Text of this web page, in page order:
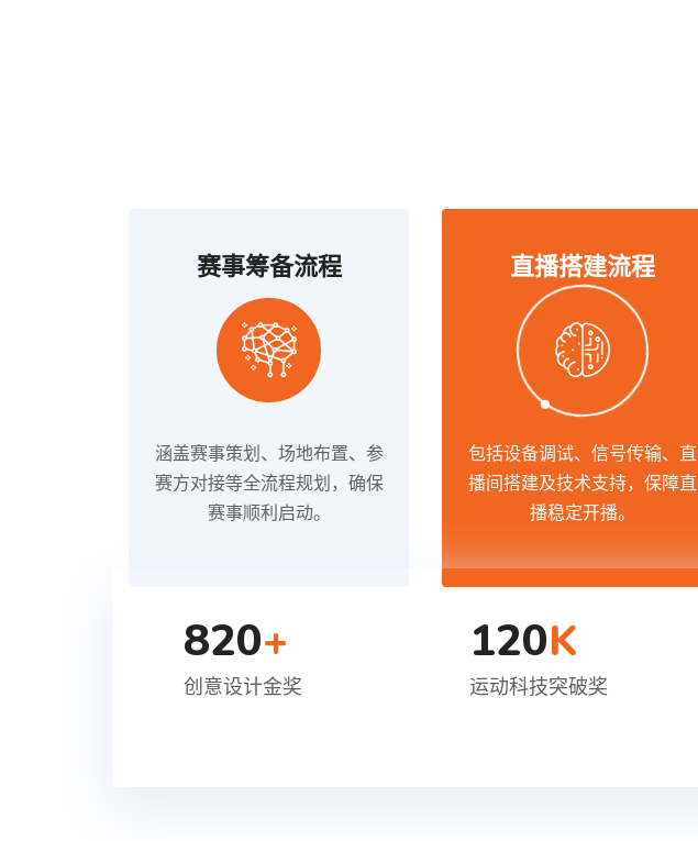
赛事筹备流程
涵盖赛事策划、场地布置、参
赛方对接等全流程规划，确保
赛事顺利启动。
直播搭建流程
包括设备调试、信号传输、直
播间搭建及技术支持，保障直
播稳定开播。
820+
创意设计金奖
120K
运动科技突破奖